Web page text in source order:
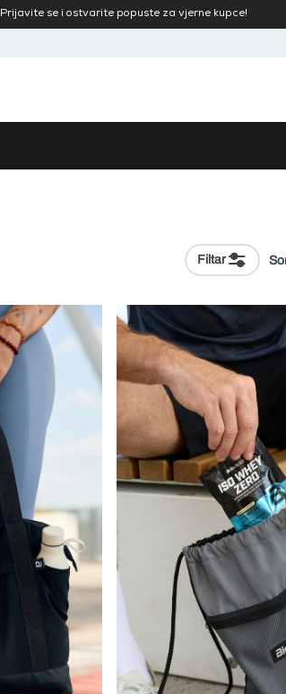
Prijavite se i ostvarite popuste za vjerne kupce!
Filtar